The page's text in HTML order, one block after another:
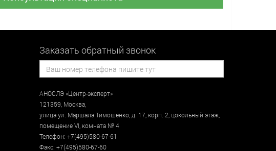
Заказать обратный звонок
АНОСЛЭ «Центр-эксперт»
121359, Москва,
улицаул. Маршала Тимошенко, д. 17, корп. 2, цокольный этаж,
помещение VI, комната № 4
Телефон: +7(495)580-67-61
Факс: +7(495)580-67-60